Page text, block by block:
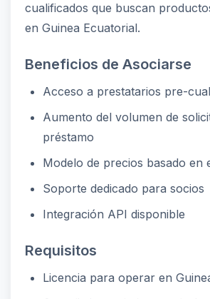
cualificados que buscan
en Guinea Ecuatorial.
Beneficios de Asociarse
Acceso a prestatarios pre-
Aumento del volumen de
préstamo
Modelo de precios basado en
Soporte dedicado para socios
Integración API disponible
Requisitos
Licencia para operar en